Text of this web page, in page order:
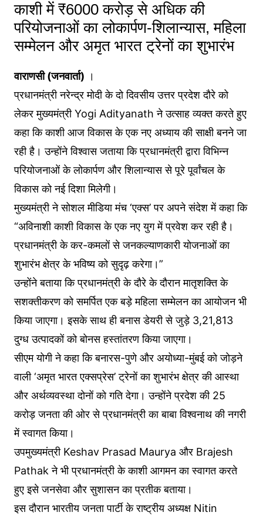
काशी में ₹6000 करोड़ से अधिक की
परियोजनाओं का लोकार्पण-शिलान्यास, महिला
सम्मेलन और अमृत भारत ट्रेनों का शुभारंभ
वाराणसी (जनवार्ता) ।
प्रधानमंत्री नरेन्द्र मोदी के दो दिवसीय उत्तर प्रदेश दौरे को
लेकर मुख्यमंत्री Yogi Adityanath ने उत्साह व्यक्त करते हुए
कहा कि काशी आज विकास के एक नए अध्याय की साक्षी बनने जा
रही है। उन्होंने विश्वास जताया कि प्रधानमंत्री द्वारा विभिन्न
परियोजनाओं के लोकार्पण और शिलान्यास से पूरे पूर्वांचल के
विकास को नई दिशा मिलेगी।
मुख्यमंत्री ने सोशल मीडिया मंच ‘एक्स’ पर अपने संदेश में कहा कि
“अविनाशी काशी विकास के एक नए युग में प्रवेश कर रही है।
प्रधानमंत्री के कर-कमलों से जनकल्याणकारी योजनाओं का
शुभारंभ क्षेत्र के भविष्य को सुदृढ़ करेगा।”
उन्होंने बताया कि प्रधानमंत्री के दौरे के दौरान मातृशक्ति के
सशक्तीकरण को समर्पित एक बड़े महिला सम्मेलन का आयोजन भी
किया जाएगा। इसके साथ ही बनास डेयरी से जुड़े 3,21,813
दुग्ध उत्पादकों को बोनस हस्तांतरण किया जाएगा।
सीएम योगी ने कहा कि बनारस-पुणे और अयोध्या-मुंबई को जोड़ने
वाली ‘अमृत भारत एक्सप्रेस’ ट्रेनों का शुभारंभ क्षेत्र की आस्था
और अर्थव्यवस्था दोनों को गति देगा। उन्होंने प्रदेश की 25
करोड़ जनता की ओर से प्रधानमंत्री का बाबा विश्वनाथ की नगरी
में स्वागत किया।
उपमुख्यमंत्री Keshav Prasad Maurya और Brajesh
Pathak ने भी प्रधानमंत्री के काशी आगमन का स्वागत करते
हुए इसे जनसेवा और सुशासन का प्रतीक बताया।
इस दौरान भारतीय जनता पार्टी के राष्ट्रीय अध्यक्ष Nitin